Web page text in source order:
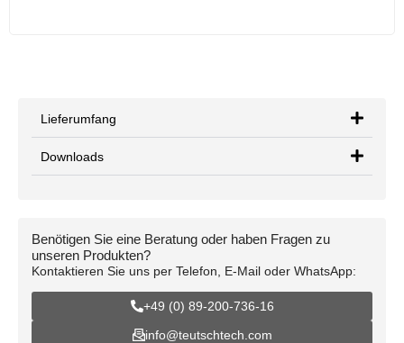
Lieferumfang
Downloads
Benötigen Sie eine Beratung oder haben Fragen zu
unseren Produkten?
Kontaktieren Sie uns per Telefon, E-Mail oder WhatsApp:
+49 (0) 89-200-736-16
info@teutschtech.com